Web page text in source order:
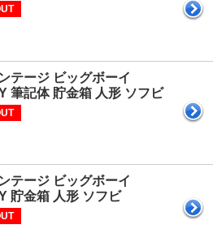
テージ ビッグボーイ
筆記体 貯金箱 人形 ソフビ
テージ ビッグボーイ
貯金箱 人形 ソフビ